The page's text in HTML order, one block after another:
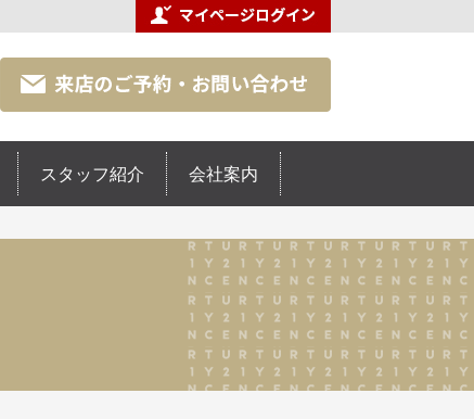
スタッフ紹介 会社案内